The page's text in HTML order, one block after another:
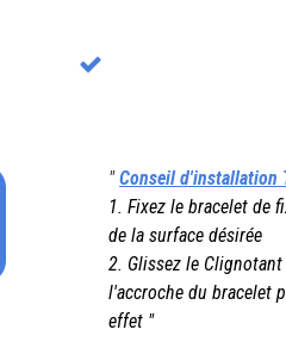
"Conseil d'installation
1. Fixez le bracelet de
de la surface désirée
2. Glissez le Clignotant
l'accroche du bracelet
effet "